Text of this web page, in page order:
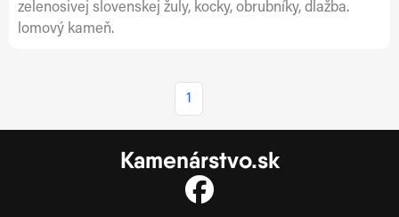
zelenosivej slovenskej žuly, kocky, obrubníky, dlažba.
lomový kameň.
1
Kamenárstvo.sk